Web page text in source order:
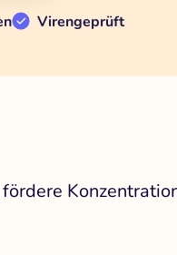
Virengeprüft